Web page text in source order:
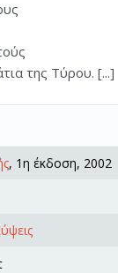
της Τύρου. [...]
, 1η έκδοση, 2002